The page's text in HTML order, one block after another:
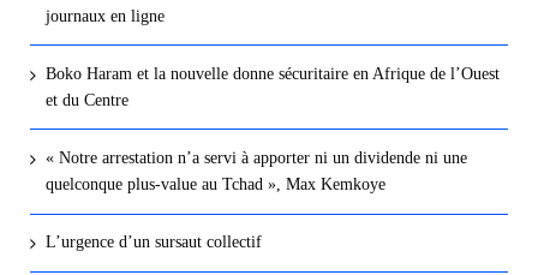
journaux en ligne
Boko Haram et la nouvelle donne sécuritaire en Afrique de l’Ouest
et du Centre
« Notre arrestation n’a servi à apporter ni un dividende ni une
quelconque plus-value au Tchad », Max Kemkoye
L’urgence d’un sursaut collectif